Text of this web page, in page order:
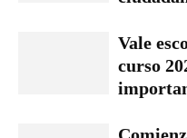
Vale
curso